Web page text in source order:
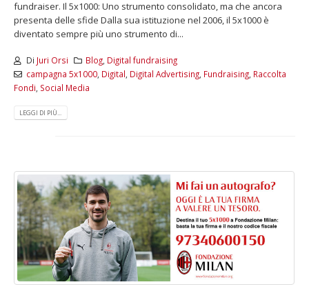
fundraiser. Il 5x1000: Uno strumento consolidato, ma che ancora
presenta delle sfide Dalla sua istituzione nel 2006, il 5x1000 è
diventato sempre più uno strumento di...
Di Juri Orsi Blog Digital fundraising
campagna 5x1000, Digital Digital Advertising, Fundraising, Raccolta
Fondi Social Media
LEGGI DI PIÙ...